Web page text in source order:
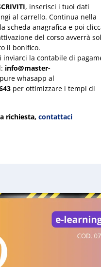
, inserisci i tuoi dati
al carrello. Continua nella
scheda anagrafica e poi
del corso avverrà
il bonifico.
inviarci la contabile di
info@master-
whasapp al
per ottimizzare i tempi di
richiesta, contattaci